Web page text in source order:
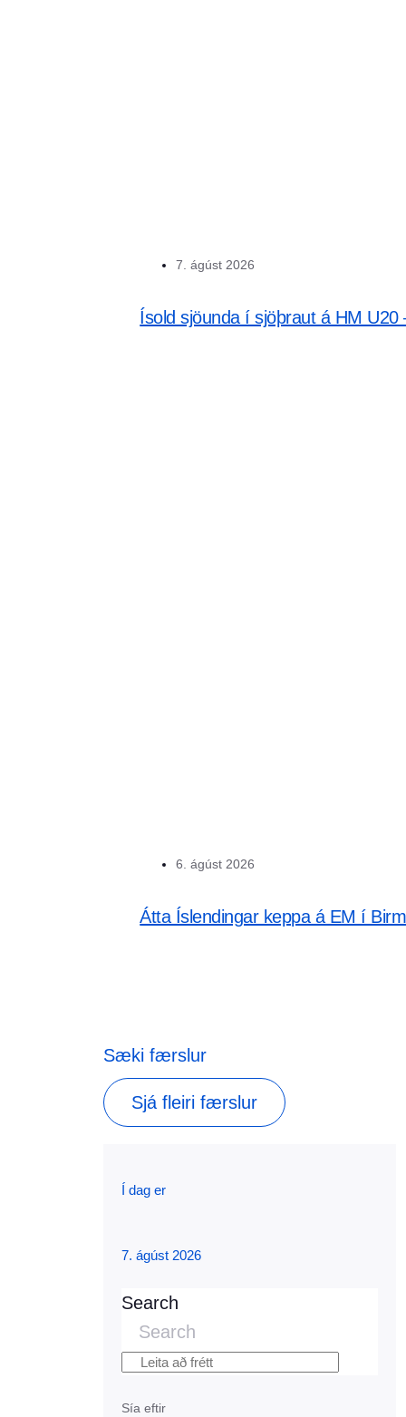
7. ágúst 2026
Ísold sjöunda í sjöþraut á HM
6. ágúst 2026
Átta Íslendingar keppa á EM í
Sæki færslur
Sjá fleiri færslur
Í dag er
7. ágúst 2026
Search
Search
Sía eftir